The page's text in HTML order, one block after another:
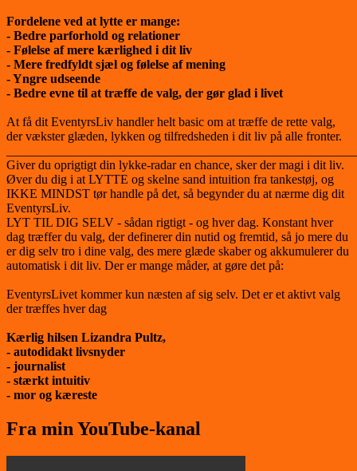
Fordelene ved at lytte er mange:
- Bedre parforhold og relationer
- Følelse af mere kærlighed i dit liv
- Mere fredfyldt sjæl og følelse af mening
- Yngre udseende
- Bedre evne til at træffe de valg, der gør glad i livet
At få dit EventyrsLiv handler helt basic om at træffe de rette valg,
der vækster glæden, lykken og tilfredsheden i dit liv på alle fronter.
Giver du oprigtigt din lykke-radar en chance, sker der magi i dit liv.
Øver du dig i at LYTTE og skelne sand intuition fra tankestøj, og
IKKE MINDST tør handle på det, så begynder du at nærme dig dit
EventyrsLiv.
LYT TIL DIG SELV - sådan rigtigt - og hver dag. Konstant hver
dag træffer du valg, der definerer din nutid og fremtid, så jo mere du
er dig selv tro i dine valg, des mere glæde skaber og akkumulerer du
automatisk i dit liv. Der er mange måder, at gøre det på:
EventyrsLivet kommer kun næsten af sig selv. Det er et aktivt valg
der træffes hver dag
Kærlig hilsen Lizandra Pultz,
- autodidakt livsnyder
- journalist
- stærkt intuitiv
- mor og kæreste
Fra min YouTube-kanal